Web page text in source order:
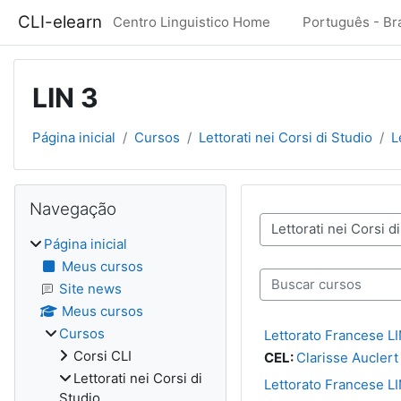
CLI-elearn Centro Linguistico Home Português -
LIN 3
Página inicial Cursos Lettorati nei Corsi di Studio
Categorias de Cursos
Buscar cursos
Lettorato Francese
CEL: Clarisse Auclert
Lettorato Francese
Blocos
Navegação
Página inicial
Meus cursos
Site news
Meus cursos
Cursos
Corsi CLI
Lettorati nei Corsi di